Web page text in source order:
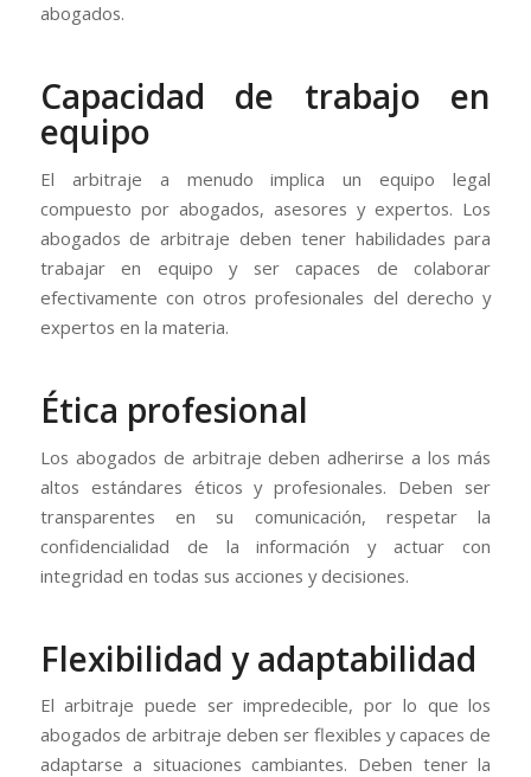
abogados.
Capacidad de trabajo en
equipo
El arbitraje a menudo implica un equipo legal
compuesto por abogados, asesores y expertos. Los
abogados de arbitraje deben tener habilidades para
trabajar en equipo y ser capaces de colaborar
efectivamente con otros profesionales del derecho y
expertos en la materia.
Ética profesional
Los abogados de arbitraje deben adherirse a los más
altos estándares éticos y profesionales. Deben ser
transparentes en su comunicación, respetar la
confidencialidad de la información y actuar con
integridad en todas sus acciones y decisiones.
Flexibilidad y adaptabilidad
El arbitraje puede ser impredecible, por lo que los
abogados de arbitraje deben ser flexibles y capaces de
adaptarse a situaciones cambiantes. Deben tener la